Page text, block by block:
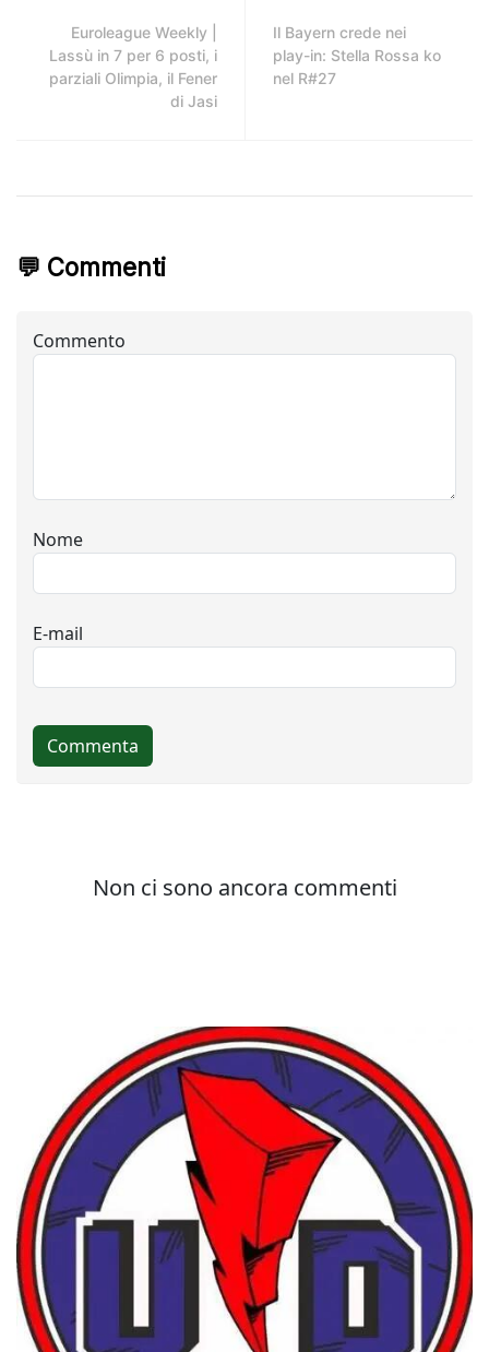
Euroleague Weekly |
Lassù in 7 per 6 posti, i
parziali Olimpia, il Fener
di Jasi
Il Bayern crede nei
play-in: Stella Rossa ko
nel R#27
💬 Commenti